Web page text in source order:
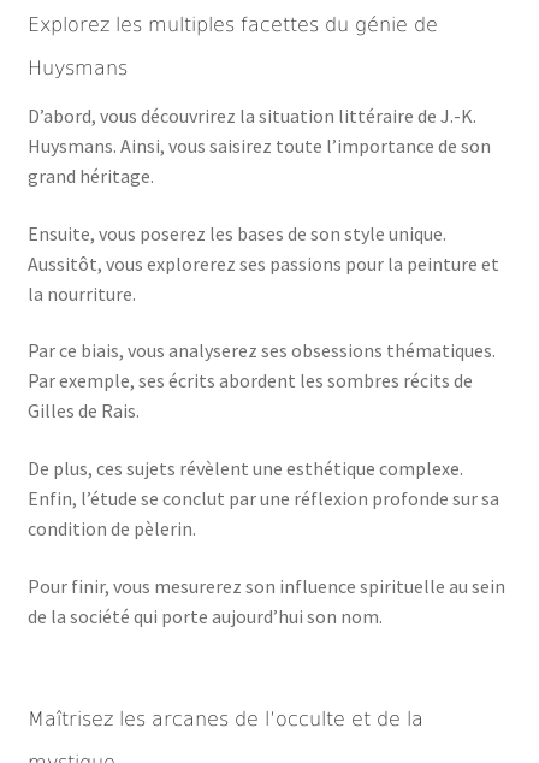
Explorez les multiples facettes du génie de
Huysmans
D’abord, vous découvrirez la situation littéraire de J.-K.
Huysmans. Ainsi, vous saisirez toute l’importance de son
grand héritage.
Ensuite, vous poserez les bases de son style unique.
Aussitôt, vous explorerez ses passions pour la peinture et
la nourriture.
Par ce biais, vous analyserez ses obsessions thématiques.
Par exemple, ses écrits abordent les sombres récits de
Gilles de Rais.
De plus, ces sujets révèlent une esthétique complexe.
Enfin, l’étude se conclut par une réflexion profonde sur sa
condition de pèlerin.
Pour finir, vous mesurerez son influence spirituelle au sein
de la société qui porte aujourd’hui son nom.
Maîtrisez les arcanes de l’occulte et de la